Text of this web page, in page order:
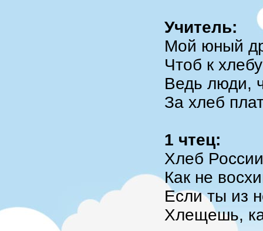
Учитель:
Мой юный
Чтоб к
Ведь люди,
За хлеб
1 чтец:
Хлеб
Как не
Если ты из
Хлещешь,